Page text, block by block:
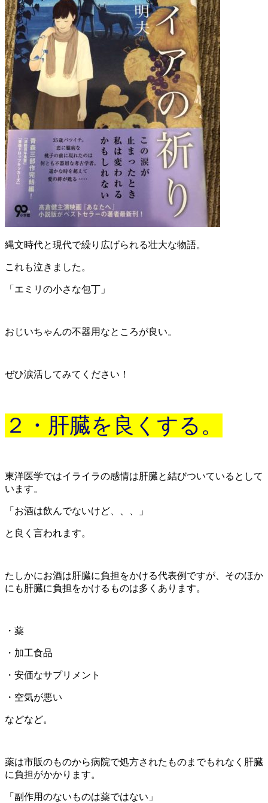
縄文時代と現代で繰り広げられる壮大な物語。
これも泣きました。
「エミリの小さな包丁」
おじいちゃんの不器用なところが良い。
ぜひ涙活してみてください！
２・肝臓を良くする。
東洋医学ではイライラの感情は肝臓と結びついているとして
います。
「お酒は飲んでないけど、、、」
と良く言われます。
たしかにお酒は肝臓に負担をかける代表例ですが、そのほか
にも肝臓に負担をかけるものは多くあります。
・薬
・加工食品
・安価なサプリメント
・空気が悪い
などなど。
薬は市販のものから病院で処方されたものまでもれなく肝臓
に負担がかかります。
「副作用のないものは薬ではない」